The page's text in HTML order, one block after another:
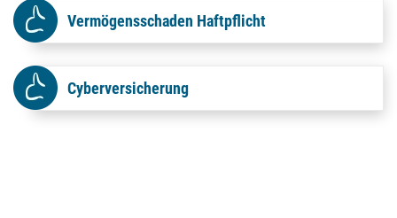
Vermögensschaden Haftpflicht
Cyberversicherung